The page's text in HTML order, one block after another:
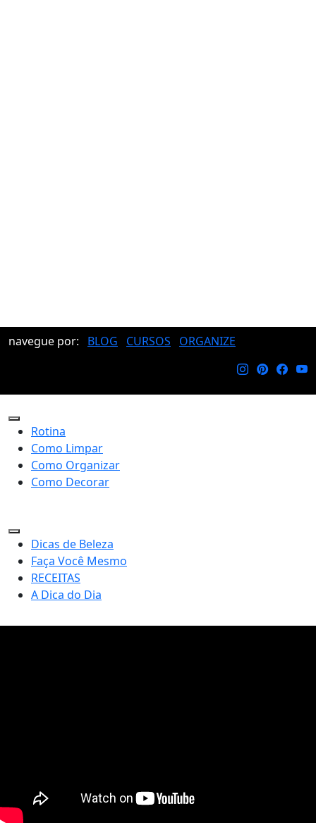
navegue por: BLOG CURSOS ORGANIZE
Rotina
Como Limpar
Como Organizar
Como Decorar
Dicas de Beleza
Faça Você Mesmo
RECEITAS
A Dica do Dia